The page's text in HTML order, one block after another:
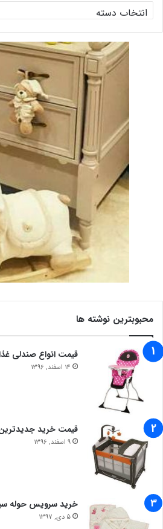
دسته
بندی
ها
محبوبترین نوشته ها
قیمت انواع صندلی
14 اسفند, 1396
قیمت خرید
9 اسفند, 1396
خرید سرویس حوله
5 دی, 1397